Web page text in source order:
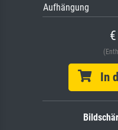
Aufhängung
In